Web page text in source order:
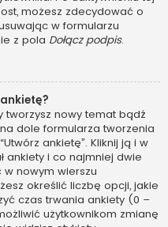
możesz zdecydować o
w formularzu
z pola Dołącz podpis.
tworzysz nowy temat bądź
dole formularza tworzenia
ankietę”. Kliknij ją i w
ankiety i co najmniej dwie
nowym wierszu
określić liczbę opcji, jakie
czas trwania ankiety (0 –
użytkownikom zmianę